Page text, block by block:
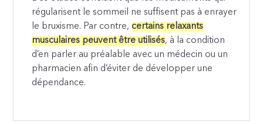
régularisent le sommeil ne suffisent pas à enrayer
le bruxisme. Par contre, certains relaxants
musculaires peuvent être utilisés, à la condition
d’en parler au préalable avec un médecin ou un
pharmacien afin d’éviter de développer une
dépendance.